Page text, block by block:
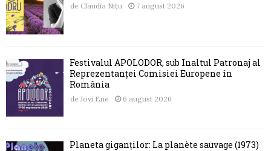
de Claudia Nițu 7 august 2026
Festivalul APOLODOR, sub Înaltul Patronaj al
Reprezentanței Comisiei Europene în
România
de Jovi Ene 6 august 2026
Planeta giganților: La planète sauvage (1973)